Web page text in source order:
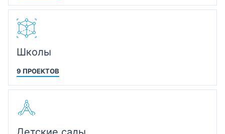
Школы
9 ПРОЕКТОВ